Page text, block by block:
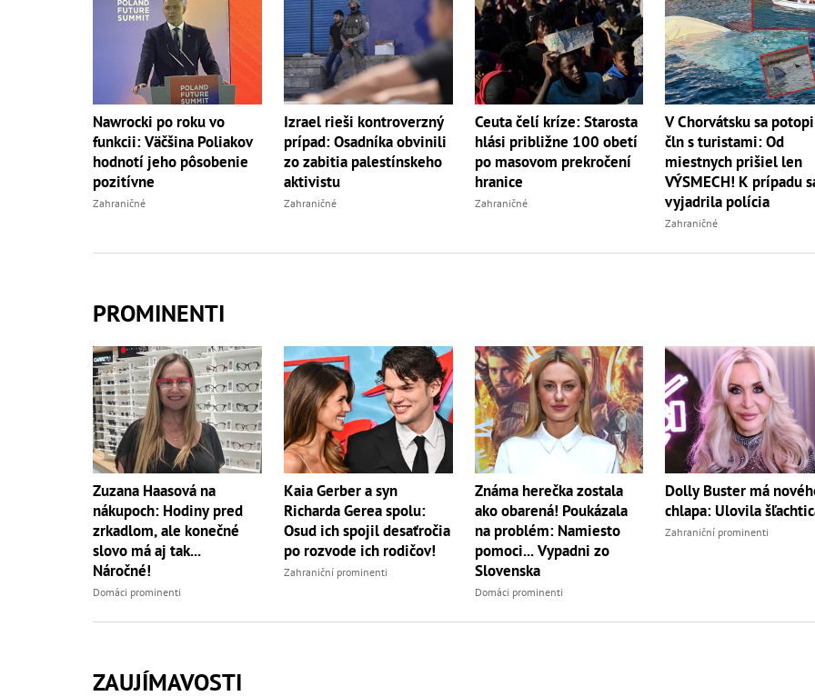
Nawrocki po roku vo
funkcii: Väčšina Poliakov
hodnotí jeho pôsobenie
pozitívne
Zahraničné
Izrael rieši kontroverzný
prípad: Osadníka obvinili
zo zabitia palestínskeho
aktivistu
Zahraničné
Ceuta čelí kríze: Starosta
hlási približne 100 obetí
po masovom prekročení
hranice
Zahraničné
V Chorvátsku sa
čln s turistami: Od
miestnych prišiel len
VÝSMECH! K prípadu
vyjadrila polícia
Zahraničné
PROMINENTI
Zuzana Haasová na
nákupoch: Hodiny pred
zrkadlom, ale konečné
slovo má aj tak...
Náročné!
Domáci prominenti
Kaia Gerber a syn
Richarda Gerea spolu:
Osud ich spojil desaťročia
po rozvode ich rodičov!
Zahraniční prominenti
Známa herečka zostala
ako obarená! Poukázala
na problém: Namiesto
pomoci... Vypadni zo
Slovenska
Domáci prominenti
Dolly Buster má
chlapa: Ulovila
Zahraniční prominenti
ZAUJÍMAVOSTI